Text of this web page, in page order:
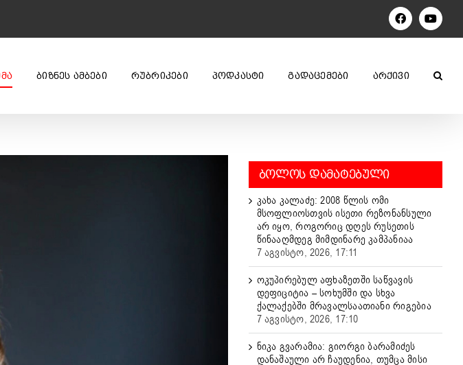
Facebook
ᲑᲘᲖᲜᲔᲡ ᲐᲛᲑᲔᲑᲘ ᲠᲣᲑᲠᲘᲙᲔᲑᲘ ᲞᲝᲓᲙᲐᲡᲢᲘ ᲒᲐᲓᲐᲪᲔᲛᲔᲑᲘ ᲐᲠᲥᲘᲕᲘ
ᲑᲝᲚᲝᲡ ᲓᲐᲛᲐᲢᲔᲑᲣᲚᲘ
კახა კალაძე: 2008 წლის ომი
მსოფლიოსთვის ისეთი რეზონანსული
არ იყო, როგორიც დღეს რუსეთის
წინააღმდეგ მიმდინარე კამპანიაა
7 აგვისტო, 2026, 17:11
ოკუპირებულ აფხაზეთში საწვავის
დეფიციტია – სოხუმში და სხვა
ქალაქებში მრავალსაათიანი რიგებია
7 აგვისტო, 2026, 17:10
ნიკა გვარამია: გიორგი ბარამიძეს
დანაშაული არ ჩაუდენია, თუმცა მისი